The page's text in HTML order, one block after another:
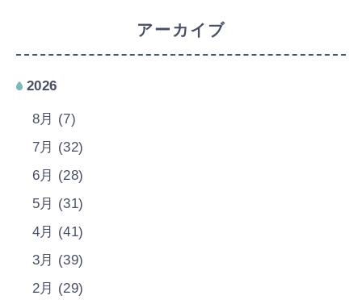
アーカイブ
2026
8月 (7)
7月 (32)
6月 (28)
5月 (31)
4月 (41)
3月 (39)
2月 (29)